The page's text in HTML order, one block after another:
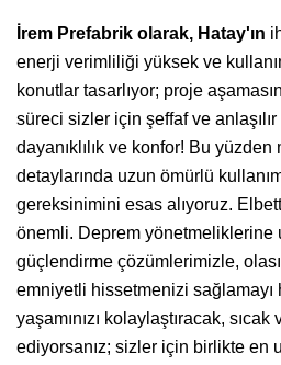
İrem Prefabrik olarak, Hatay'ın
enerji verimliliği yüksek ve
konutlar tasarlıyor; proje
süreci sizler için şeffaf ve
dayanıklılık ve konfor! Bu
detaylarında uzun ömürlü
gereksinimini esas alıyoruz.
önemli. Deprem yönetmeliklerine
güçlendirme çözümlerimizle,
emniyetli hissetmenizi sağlamayı
yaşamınızı kolaylaştıracak,
ediyorsanız; sizler için birlikte en